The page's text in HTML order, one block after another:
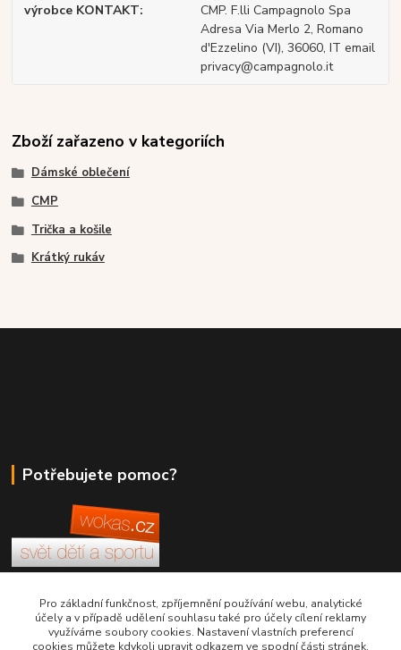
výrobce KONTAKT
CMP. F.lli Campagnolo Spa
Adresa Via Merlo 2, Romano
d'Ezzelino (VI), 36060, IT email
privacy@campagnolo.it
Zboží zařazeno v kategoriích
Dámské oblečení
CMP
Trička a košile
Krátký rukáv
Potřebujete pomoc?
+420 380 830 198
wokas.online@yahoo.cz
Pro základní funkčnost, zpříjemnění používání webu, analytické
účely a v případě udělení souhlasu také pro účely cílení reklamy
využíváme soubory cookies. Nastavení vlastních preferencí
cookies můžete kdykoli upravit odkazem ve spodní části stránek.